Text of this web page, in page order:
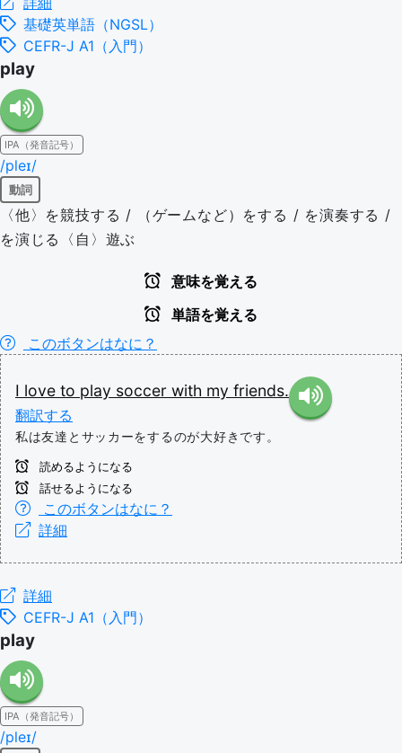
基礎英単語（NGSL）
CEFR-J A1（入門）
play
IPA（発音記号）
/pleɪ/
動詞
〈他〉を競技する / （ゲームなど）をする / を演奏する /
を演じる〈自〉遊ぶ
意味を覚える
単語を覚える
このボタンはなに？
I love to play soccer with my friends.
翻訳する
私は友達とサッカーをするのが大好きです。
読めるようになる
話せるようになる
このボタンはなに？
詳細
詳細
CEFR-J A1（入門）
play
IPA（発音記号）
/pleɪ/